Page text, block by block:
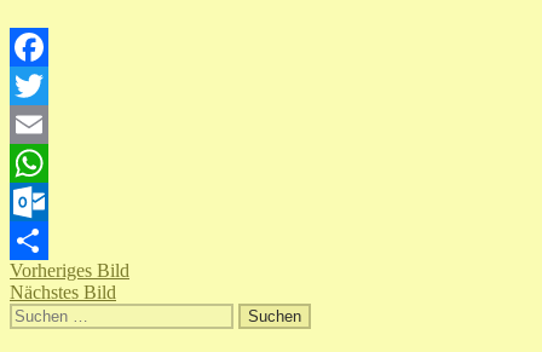
Facebook
Twitter
Email
WhatsApp
Outlook.com
Teilen
Vorheriges Bild
Nächstes Bild
Suchen
nach: